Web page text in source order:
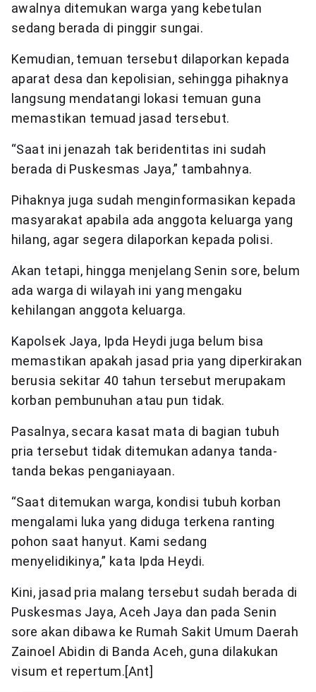
awalnya ditemukan warga yang kebetulan
sedang berada di pinggir sungai.
Kemudian, temuan tersebut dilaporkan kepada
aparat desa dan kepolisian, sehingga pihaknya
langsung mendatangi lokasi temuan guna
memastikan temuad jasad tersebut.
“Saat ini jenazah tak beridentitas ini sudah
berada di Puskesmas Jaya,” tambahnya.
Pihaknya juga sudah menginformasikan kepada
masyarakat apabila ada anggota keluarga yang
hilang, agar segera dilaporkan kepada polisi.
Akan tetapi, hingga menjelang Senin sore, belum
ada warga di wilayah ini yang mengaku
kehilangan anggota keluarga.
Kapolsek Jaya, Ipda Heydi juga belum bisa
memastikan apakah jasad pria yang diperkirakan
berusia sekitar 40 tahun tersebut merupakam
korban pembunuhan atau pun tidak.
Pasalnya, secara kasat mata di bagian tubuh
pria tersebut tidak ditemukan adanya tanda-
tanda bekas penganiayaan.
“Saat ditemukan warga, kondisi tubuh korban
mengalami luka yang diduga terkena ranting
pohon saat hanyut. Kami sedang
menyelidikinya,” kata Ipda Heydi.
Kini, jasad pria malang tersebut sudah berada di
Puskesmas Jaya, Aceh Jaya dan pada Senin
sore akan dibawa ke Rumah Sakit Umum Daerah
Zainoel Abidin di Banda Aceh, guna dilakukan
visum et repertum.[Ant]